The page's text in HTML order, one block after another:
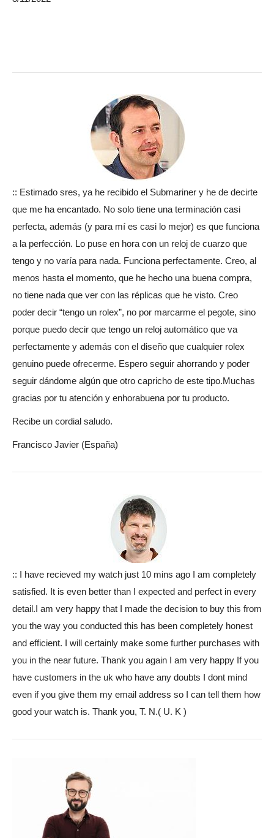
:: Estimado sres, ya he recibido el Submariner y he de decirte
que me ha encantado. No solo tiene una terminación casi
perfecta, además (y para mí es casi lo mejor) es que funciona
a la perfección. Lo puse en hora con un reloj de cuarzo que
tengo y no varía para nada. Funciona perfectamente. Creo, al
menos hasta el momento, que he hecho una buena compra,
no tiene nada que ver con las réplicas que he visto. Creo
poder decir “tengo un rolex”, no por marcarme el pegote, sino
porque puedo decir que tengo un reloj automático que va
perfectamente y además con el diseño que cualquier rolex
genuino puede ofrecerme. Espero seguir ahorrando y poder
seguir dándome algún que otro capricho de este tipo.Muchas
gracias por tu atención y enhorabuena por tu producto.
Recibe un cordial saludo.
Francisco Javier (España)
:: I have recieved my watch just 10 mins ago I am completely
satisfied. It is even better than I expected and perfect in every
detail.I am very happy that I made the decision to buy this from
you the way you conducted this has been completely honest
and efficient. I will certainly make some further purchases with
you in the near future. Thank you again I am very happy If you
have customers in the uk who have any doubts I dont mind
even if you give them my email address so I can tell them how
good your watch is. Thank you, T. N.( U. K )